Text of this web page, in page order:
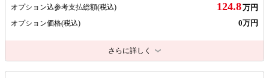
オプション込参考支払総額(税込) 124.8万円
オプション価格(税込) 0万円
さらに詳しく